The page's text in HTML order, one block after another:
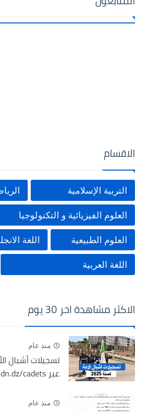
الاقسام
التربية الإسلامية
العلوم الفيزيائية و التكنولوجيا
العلوم الطبيعية اللغة
اللغة العربية
الاكثر مشاهدة اخر 30 يوم
منذ عام
عبر preinscription.mdn.dz/cadets
منذ عام